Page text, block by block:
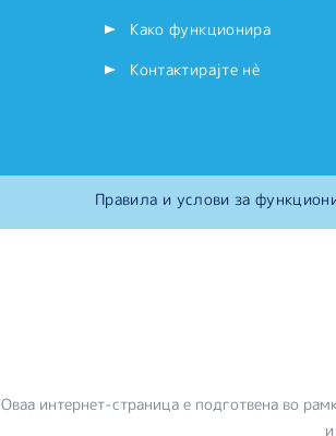
Како функционира
Контактирајте нѐ
Правила и услови за
Оваа интернет-страница е подготвена во